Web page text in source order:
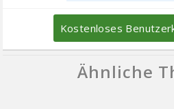
Kostenloses
Ähnliche